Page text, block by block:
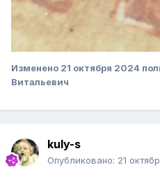
Изменено 21 октября 2024
Витальевич
kuly-s
Опубликовано: 21